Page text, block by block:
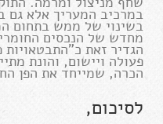
במרכיב המעריך אלא גם
בשינוי של ממש בתחום
הגדיר זאת
פעולה ויישום, והונת
הכרה, שמייחד את הפן
לסיכום,